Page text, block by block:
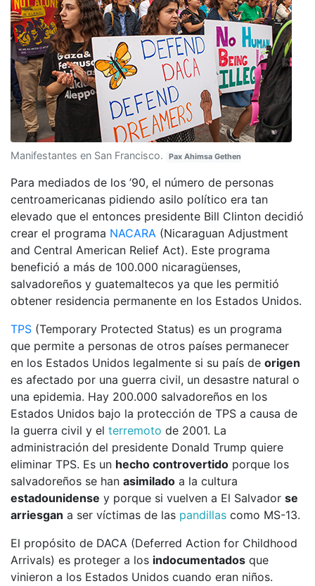
Manifestantes en San Francisco. Pax Ahimsa Gethen
Para mediados de los ’90, el número de personas
centroamericanas pidiendo asilo político era tan
elevado que el entonces presidente Bill Clinton decidió
crear el programa NACARA (Nicaraguan Adjustment
and Central American Relief Act). Este programa
benefició a más de 100.000 nicaragüenses,
salvadoreños y guatemaltecos ya que les permitió
obtener residencia permanente en los Estados Unidos.
TPS (Temporary Protected Status) es un programa
que permite a personas de otros países permanecer
en los Estados Unidos legalmente si su país de origen
es afectado por una guerra civil, un desastre natural o
una epidemia. Hay 200.000 salvadoreños en los
Estados Unidos bajo la protección de TPS a causa de
la guerra civil y el terremoto de 2001. La
administración del presidente Donald Trump quiere
eliminar TPS. Es un hecho controvertido porque los
salvadoreños se han asimilado a la cultura
estadounidense y porque si vuelven a El Salvador se
arriesgan a ser víctimas de las pandillas como MS-13.
El propósito de DACA (Deferred Action for Childhood
Arrivals) es proteger a los indocumentados que
vinieron a los Estados Unidos cuando eran niños.